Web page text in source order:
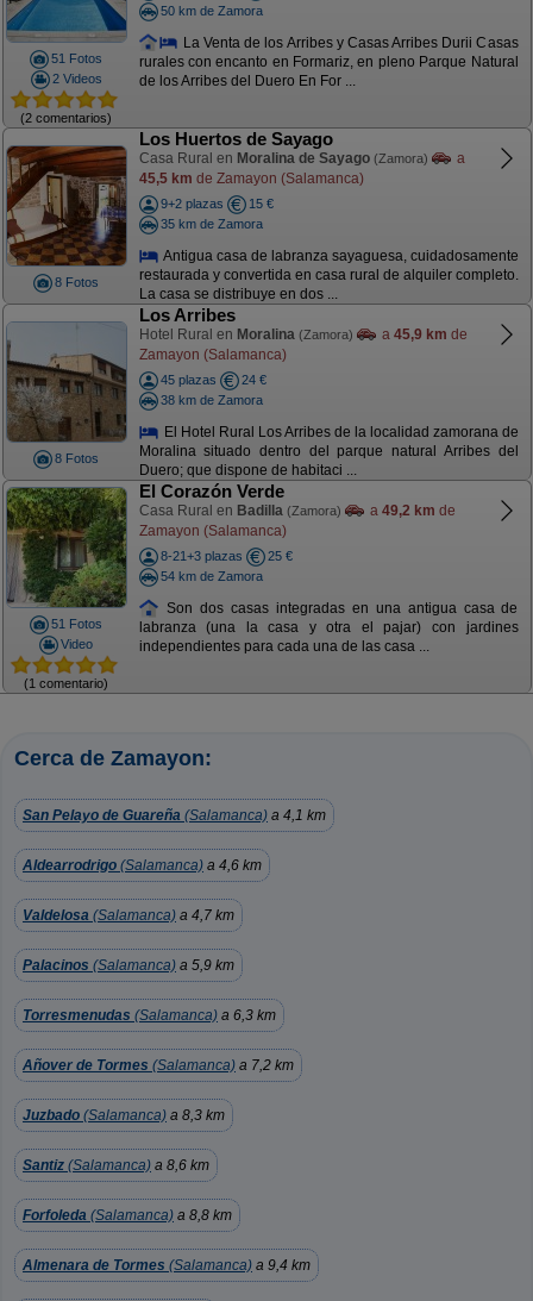
51 Fotos
2 Videos
(2 comentarios)
50 km de Zamora
La Venta de los Arribes y Casas Arribes Durii Casas
rurales con encanto en Formariz, en pleno Parque Natural
de los Arribes del Duero En For ...
8 Fotos
Los Huertos de Sayago
Casa Rural en Moralina de Sayago (Zamora)
a
45,5 km de Zamayon (Salamanca)
9+2 plazas
15 €
35 km de Zamora
Antigua casa de labranza sayaguesa, cuidadosamente
restaurada y convertida en casa rural de alquiler completo.
La casa se distribuye en dos ...
8 Fotos
Los Arribes
Hotel Rural en Moralina (Zamora) a 45,9 km de
Zamayon (Salamanca)
45 plazas
24 €
38 km de Zamora
El Hotel Rural Los Arribes de la localidad zamorana de
Moralina situado dentro del parque natural Arribes del
Duero; que dispone de habitaci ...
51 Fotos
Video
(1 comentario)
El Corazón Verde
Casa Rural en Badilla (Zamora) a 49,2 km de
Zamayon (Salamanca)
8-21+3 plazas
25 €
54 km de Zamora
Son dos casas integradas en una antigua casa de
labranza (una la casa y otra el pajar) con jardines
independientes para cada una de las casa ...
Cerca de Zamayon:
San Pelayo de Guareña (Salamanca) a 4,1 km
Aldearrodrigo (Salamanca) a 4,6 km
Valdelosa (Salamanca) a 4,7 km
Palacinos (Salamanca) a 5,9 km
Torresmenudas (Salamanca) a 6,3 km
Añover de Tormes (Salamanca) a 7,2 km
Juzbado (Salamanca) a 8,3 km
Santiz (Salamanca) a 8,6 km
Forfoleda (Salamanca) a 8,8 km
Almenara de Tormes (Salamanca) a 9,4 km